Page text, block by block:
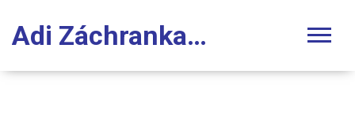
Adi Záchranka Stomatologie